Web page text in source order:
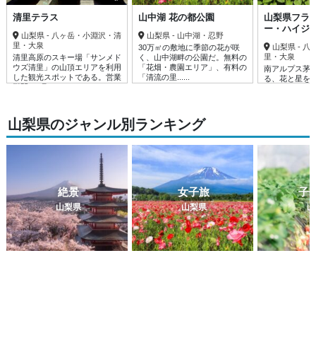
清里テラス
山梨県 - 八ヶ岳・小淵沢・清
里・大泉
清里高原のスキー場「サンメド
ウズ清里」の山頂エリアを利用
した観光スポットである。営業
期間は4月......
山中湖 花の都公園
山梨県 - 山中湖・忍野
30万㎡の敷地に季節の花が咲
く、山中湖畔の公園だ。無料の
「花畑・農園エリア」、有料の
「清流の里......
山梨県フラ
ー・ハイジ
山梨県 - 八
里・大泉
南アルプス茅
る、花と星を
山梨県のジャンル別ランキング
絶景
山梨県
女子旅
山梨県
子